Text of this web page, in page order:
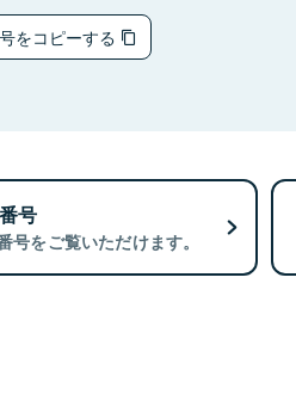
をコピーする
号
号をご覧いただけます。